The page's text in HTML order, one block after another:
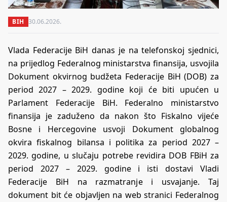
BIH 30.06.2026.
Vlada Federacije BiH danas je na telefonskoj sjednici,
na prijedlog Federalnog ministarstva finansija, usvojila
Dokument okvirnog budžeta Federacije BiH (DOB) za
period 2027 – 2029. godine koji će biti upućen u
Parlament Federacije BiH. Federalno ministarstvo
finansija je zaduženo da nakon što Fiskalno vijeće
Bosne i Hercegovine usvoji Dokument globalnog
okvira fiskalnog bilansa i politika za period 2027 –
2029. godine, u slučaju potrebe revidira DOB FBiH za
period 2027 – 2029. godine i isti dostavi Vladi
Federacije BiH na razmatranje i usvajanje. Taj
dokument bit će objavljen na web stranici Federalnog